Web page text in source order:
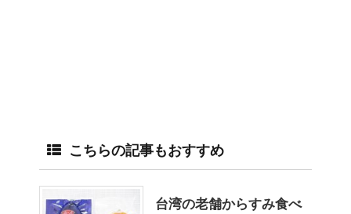
こちらの記事もおすすめ
台湾の老舗からすみ食べ